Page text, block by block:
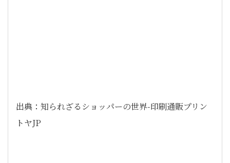
出典： 知られざるショッパーの世界-印刷通販プリン
トヤJP